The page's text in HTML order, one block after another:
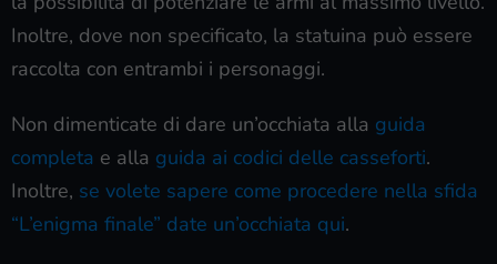
Inoltre, dove non specificato, la statuina può essere
raccolta con entrambi i personaggi.
Non dimenticate di dare un’occhiata alla guida
completa e alla guida ai codici delle casseforti.
Inoltre, se volete sapere come procedere nella sfida
“L’enigma finale” date un’occhiata qui.